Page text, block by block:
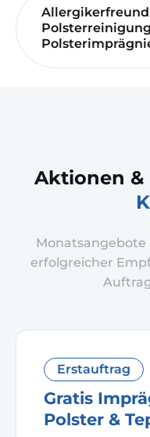
Aktionen &
Monatsangebote
erfolgreicher
Erstauftrag
Gratis
Polster &